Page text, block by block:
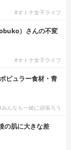
#オトナ女子ライフ
）さんの不変
#オトナ女子ライフ
ピュラー食材・青
んなも一緒に頑張ろう
の肌に大きな差